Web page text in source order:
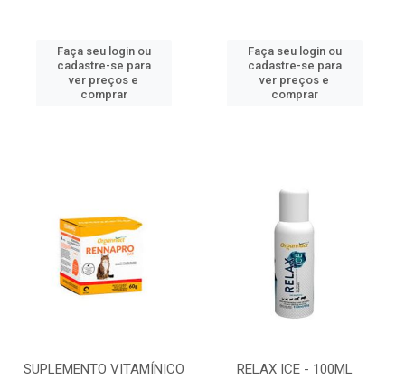
Faça seu login ou
cadastre-se para
ver preços e
comprar
Faça seu login ou
cadastre-se para
ver preços e
comprar
SUPLEMENTO VITAMÍNICO
RELAX ICE - 100ML